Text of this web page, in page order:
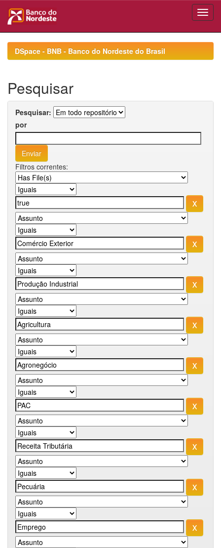
navigationDSpace - BNB - Banco do Nordeste do Brasil
Pesquisar
Pesquisar:
por
Filtros correntes: